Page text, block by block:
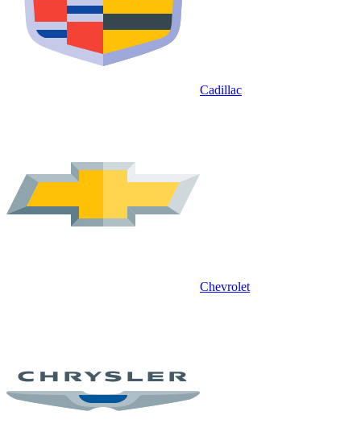
Cadillac
Chevrolet